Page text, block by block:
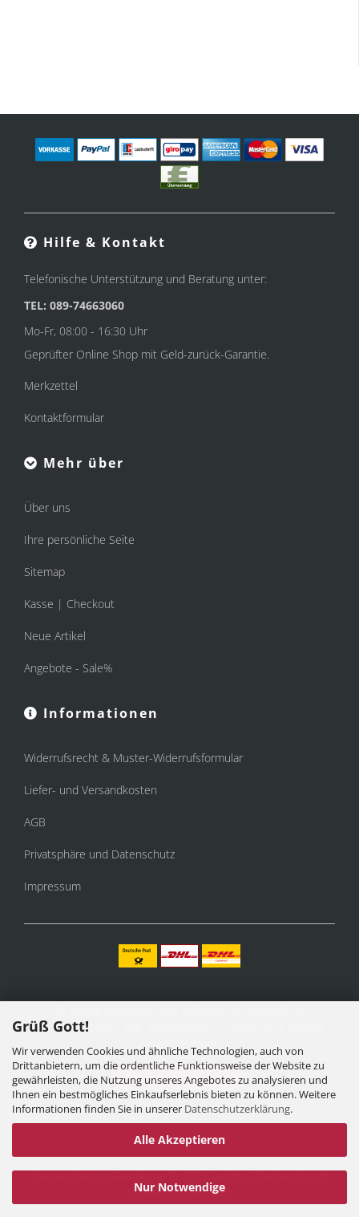
Grüß Gott!
Wir verwenden Cookies und ähnliche Technologien, auch von
Drittanbietern, um die ordentliche Funktionsweise der Website zu
gewährleisten, die Nutzung unseres Angebotes zu analysieren und
Ihnen ein bestmögliches Einkaufserlebnis bieten zu können. Weitere
Informationen finden Sie in unserer Datenschutzerklärung.
Alle Akzeptieren
Nur Notwendige
Hilfe & Kontakt
Telefonische Unterstützung und Beratung unter:
TEL: 089-74663060
Mo-Fr, 08:00 - 16:30 Uhr
Geprüfter Online Shop mit Geld-zurück-Garantie.
Merkzettel
Kontaktformular
Mehr über
Über uns
Ihre persönliche Seite
Sitemap
Kasse | Checkout
Neue Artikel
Angebote - Sale%
Informationen
Widerrufsrecht & Muster-Widerrufsformular
Liefer- und Versandkosten
AGB
Privatsphäre und Datenschutz
Impressum
Mehrwertsteuer, zzgl.
gekennzeichnet.
Vertrag widerrufen
Internetshopby Gambio.de © 2025 Gambio ThemesXycons
Cookie Einstellungen